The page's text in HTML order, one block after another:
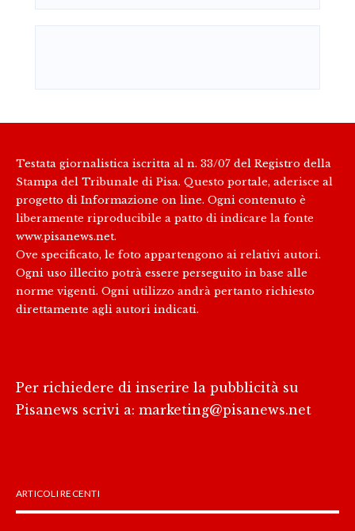
Testata giornalistica iscritta al n. 33/07 del Registro della
Stampa del Tribunale di Pisa. Questo portale, aderisce al
progetto di Informazione on line. Ogni contenuto è
liberamente riproducibile a patto di indicare la fonte
www.pisanews.net.
Ove specificato, le foto appartengono ai relativi autori.
Ogni uso illecito potrà essere perseguito in base alle
norme vigenti. Ogni utilizzo andrà pertanto richiesto
direttamente agli autori indicati.
Per richiedere di inserire la pubblicità su
Pisanews scrivi a: marketing@pisanews.net
ARTICOLI RECENTI